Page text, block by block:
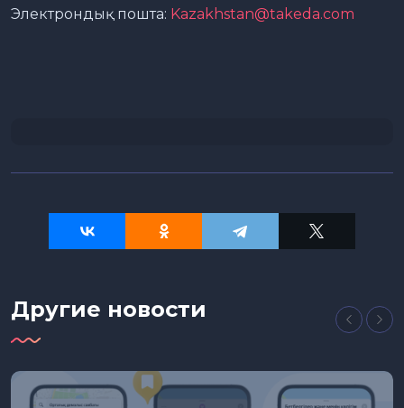
Электрондық пошта: Kazakhstan@takeda.com
Другие новости